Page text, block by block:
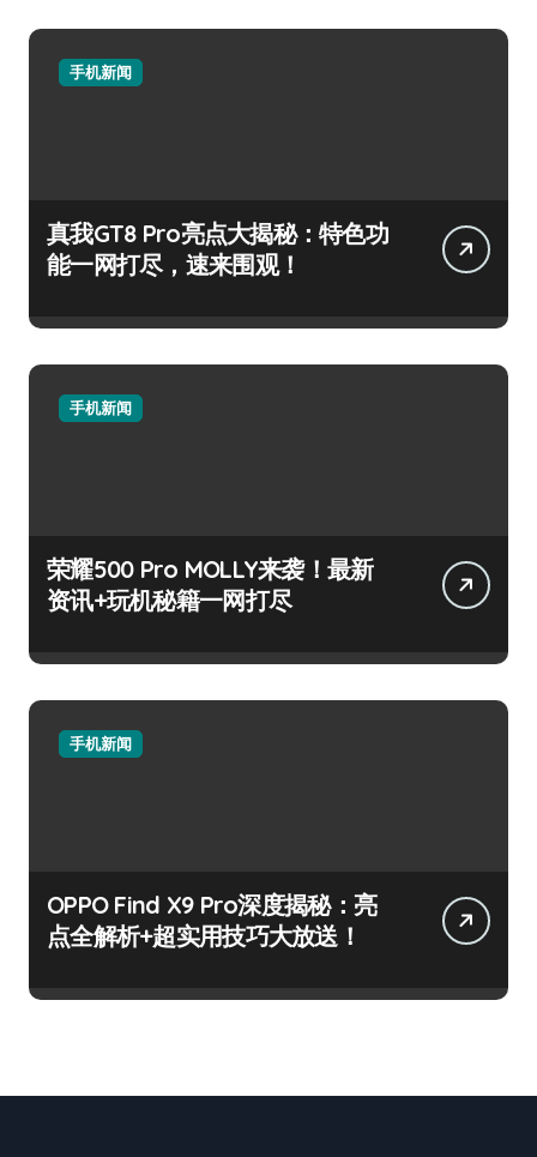
手机新闻
真我GT8 Pro亮点大揭秘：特色功
能一网打尽，速来围观！
手机新闻
荣耀500 Pro MOLLY来袭！最新
资讯+玩机秘籍一网打尽
手机新闻
OPPO Find X9 Pro深度揭秘：亮
点全解析+超实用技巧大放送！